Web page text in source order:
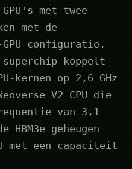
met twee
met de
configuratie.
superchip koppelt
kernen op 2,6 GHz
V2 CPU die
van 3,1
HBM3e geheugen
met een capaciteit